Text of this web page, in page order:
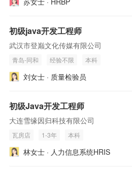
初级java开发工程师
武汉市登巅文化传媒有限公司
青岛-同和 经验不限 本科
刘女士 · 质量检验员
初级Java开发工程师
大连雪缘因归科技有限公司
瓦房店 1-3年 本科
林女士 · 人力信息系统HRIS